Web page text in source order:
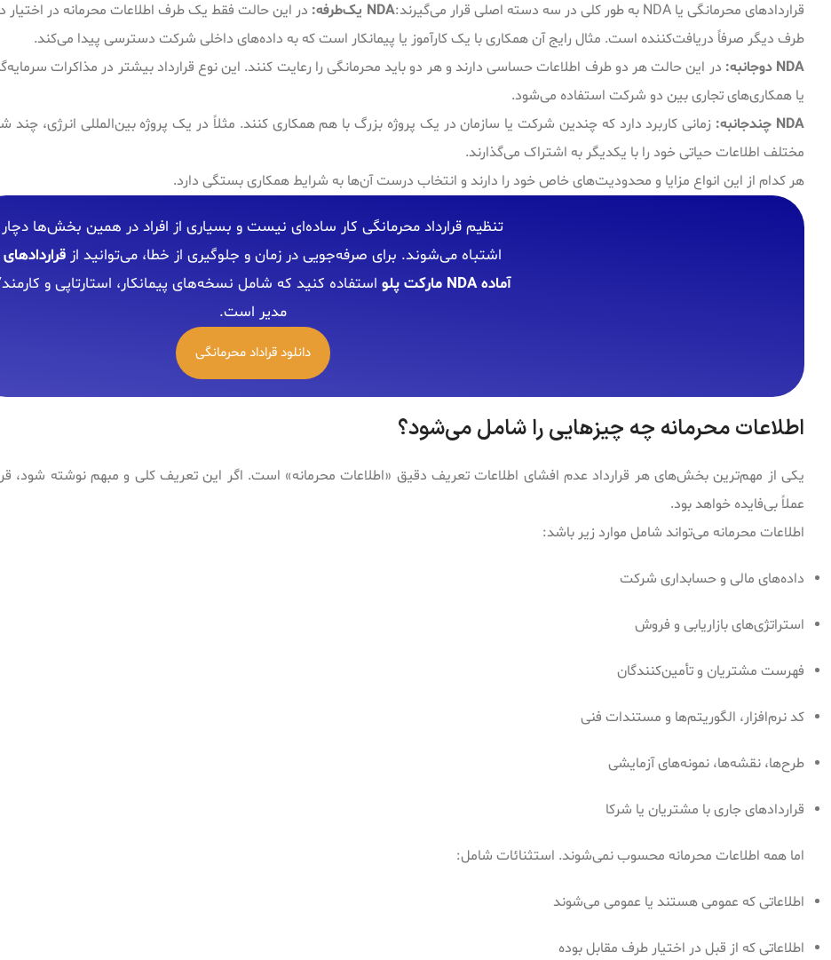
قراردادهای محرمانگی یا NDA به طور کلی در سه دسته اصلی قرار می‌گیرند: NDA یک‌طرفه:
در این حالت فقط یک طرف اطلاعات محرمانه در اختیار
طرف دیگر صرفاً دریافت‌کننده است. مثال رایج آن همکاری با یک کارآموز یا پیمانکار است که به داده‌های داخلی شرکت دسترسی پیدا می‌کند.
NDA دوجانبه:
در این حالت هر دو طرف اطلاعات حساسی دارند و هر دو باید محرمانگی را رعایت کنند. این نوع قرارداد بیشتر در مذاکرات
یا همکاری‌های تجاری بین دو شرکت استفاده می‌شود.
NDA چندجانبه:
زمانی کاربرد دارد که چندین شرکت یا سازمان در یک پروژه بزرگ با هم همکاری کنند. مثلاً در یک پروژه بین‌المللی انرژی، چند
مختلف اطلاعات حیاتی خود را با یکدیگر به اشتراک می‌گذارند.
هر کدام از این انواع مزایا و محدودیت‌های خاص خود را دارند و انتخاب درست آن‌ها به شرایط همکاری بستگی دارد.
تنظیم قرارداد محرمانگی کار ساده‌ای نیست و بسیاری از افراد در همین بخش‌ها دچار
اشتباه می‌شوند. برای صرفه‌جویی در زمان و جلوگیری از خطا، می‌توانید از قراردادهای
آماده NDA مارکت پلو
استفاده کنید که شامل نسخه‌های پیمانکار، استارتاپی و
مدیر است.
دانلود قراداد محرمانگی
اطلاعات محرمانه چه چیزهایی را شامل می‌شود؟
یکی از مهم‌ترین بخش‌های هر قرارداد عدم افشای اطلاعات تعریف دقیق «اطلاعات محرمانه» است. اگر این تعریف کلی و مبهم نوشته شود،
عملاً بی‌فایده خواهد بود.
اطلاعات محرمانه می‌تواند شامل موارد زیر باشد:
داده‌های مالی و حسابداری شرکت
استراتژی‌های بازاریابی و فروش
فهرست مشتریان و تأمین‌کنندگان
کد نرم‌افزار، الگوریتم‌ها و مستندات فنی
طرح‌ها، نقشه‌ها، نمونه‌های آزمایشی
قراردادهای جاری با مشتریان یا شرکا
اما همه اطلاعات محرمانه محسوب نمی‌شوند. استثنائات شامل:
اطلاعاتی که عمومی هستند یا عمومی می‌شوند
اطلاعاتی که از قبل در اختیار طرف مقابل بوده